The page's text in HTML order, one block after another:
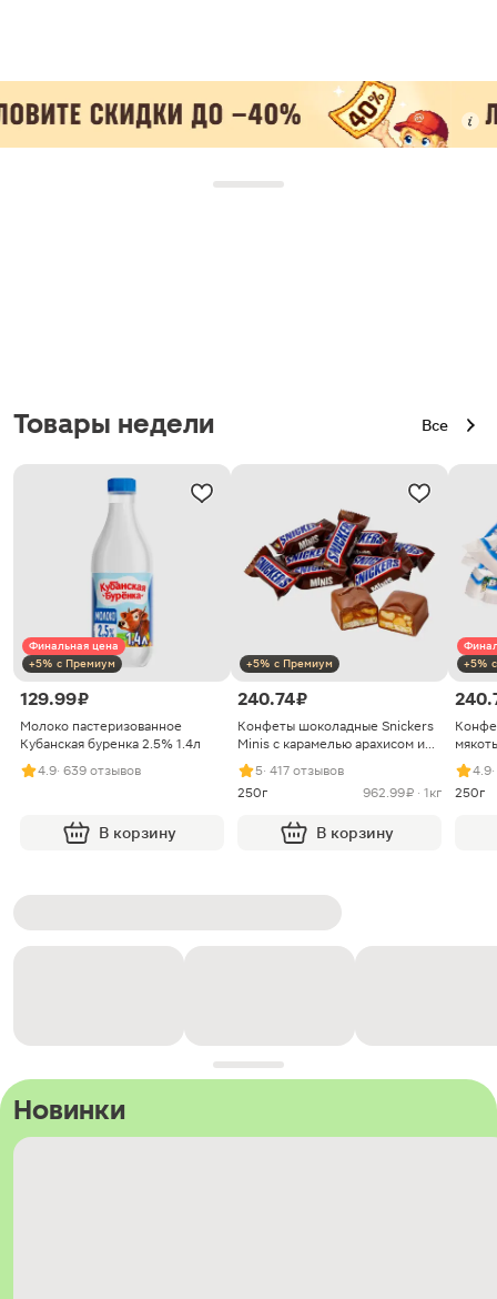
Товары недели Все
Финальная цена
+5% с Премиум
129.99 ₽
Молоко пастеризованное
Кубанская буренка 2.5% 1.4л
4.9· 639 отзывов
В корзину
+5% с Премиум
240.74 ₽
Конфеты шоколадные Snickers
Minis с карамелью арахисом и
нугой
5· 417 отзывов
250г
962.99 ₽ · 1кг
В корзину
+5%
4.9
250г
Новинки